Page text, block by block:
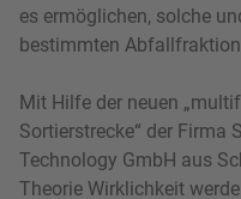
es ermöglichen, solche
bestimmten
Mit Hilfe der neuen
Sortierstrecke“ der Firma
Technology GmbH aus
Theorie Wirklichkeit